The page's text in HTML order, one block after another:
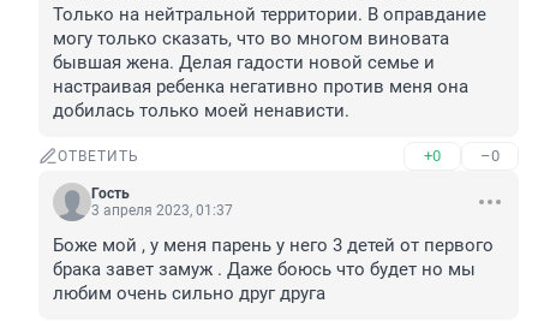
Только на нейтральной территории. В оправдание
могу только сказать, что во многом виновата
бывшая жена. Делая гадости новой семье и
настраивая ребенка негативно против меня она
добилась только моей ненависти.
ОТВЕТИТЬ +0 –0
Гость
3 апреля 2023, 01:37
Боже мой , у меня парень у него 3 детей от первого
брака завет замуж . Даже боюсь что будет но мы
любим очень сильно друг друга